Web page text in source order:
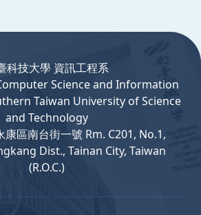
科技大學 資訊工程系
Science and Information
Taiwan University of Science
and Technology
康區南台街一號 Rm. C201, No.1,
Dist., Tainan City, Taiwan
(R.O.C.)